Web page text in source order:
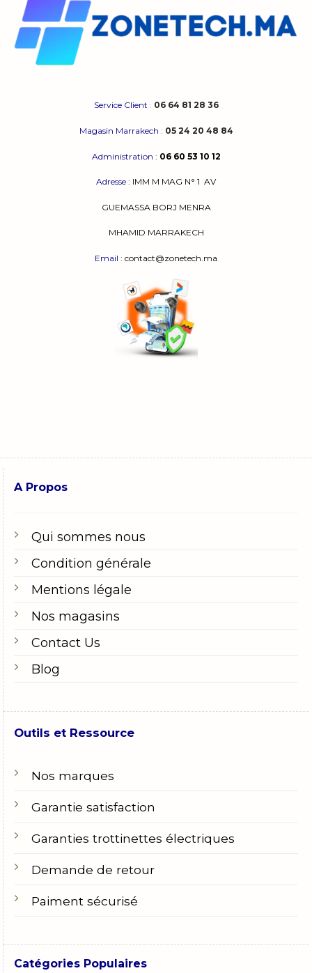
Service Client : 06 64 81 28 36
Magasin Marrakech : 05 24 20 48 84
Administration : 06 60 53 10 12
Adresse : IMM M MAG N° 1 AV
GUEMASSA BORJ MENRA
MHAMID MARRAKECH
Email : contact@zonetech.ma
A Propos
Qui sommes nous
Condition générale
Mentions légale
Nos magasins
Contact Us
Blog
Outils et Ressource
Nos marques
Garantie satisfaction
Garanties trottinettes électriques
Demande de retour
Paiment sécurisé
Catégories Populaires